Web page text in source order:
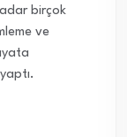
birçok
ve